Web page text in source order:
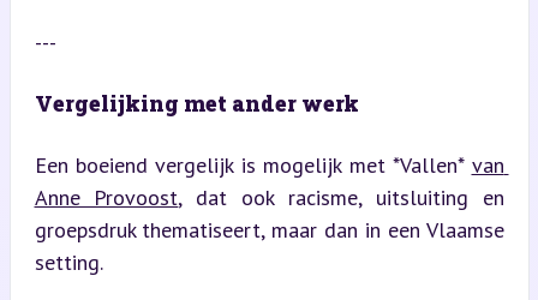
---
Vergelijking met ander werk
Een boeiend vergelijk is mogelijk met *Vallen* van
Anne Provoost, dat ook racisme, uitsluiting en
groepsdruk thematiseert, maar dan in een Vlaamse
setting.